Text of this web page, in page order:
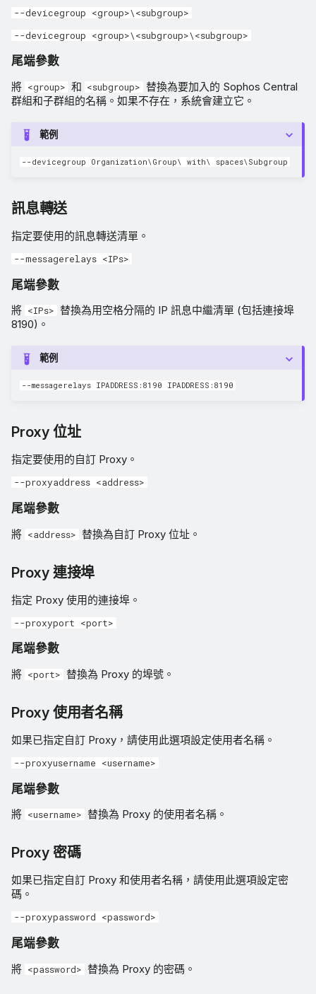
Mac 範例
--devicegroup <group>\<subgroup>
--devicegroup <group>\<subgroup>\<subgroup>
尾端參數
將 <group> 和 <subgroup>
替換為要加入的 Sophos Central
群組和子群組的名稱。如果不存在，系統會建立它。
範例
--devicegroup Organization\Group\ with\ spaces\Subgroup
訊息轉送
指定要使用的訊息轉送清單。
--messagerelays <IPs>
尾端參數
將 <IPs>
替換為用空格分隔的 IP 訊息中繼清單 (包括連接埠
8190)。
範例
--messagerelays IPADDRESS:8190 IPADDRESS:8190
Proxy 位址
指定要使用的自訂 Proxy。
--proxyaddress <address>
尾端參數
將 <address> 替換為自訂 Proxy 位址。
Proxy 連接埠
指定 Proxy 使用的連接埠。
--proxyport <port>
尾端參數
將 <port> 替換為 Proxy 的埠號。
Proxy 使用者名稱
如果已指定自訂 Proxy，請使用此選項設定使用者名稱。
--proxyusername <username>
尾端參數
將 <username> 替換為 Proxy 的使用者名稱。
Proxy 密碼
如果已指定自訂 Proxy 和使用者名稱，請使用此選項設定密
碼。
--proxypassword <password>
尾端參數
將 <password> 替換為 Proxy 的密碼。